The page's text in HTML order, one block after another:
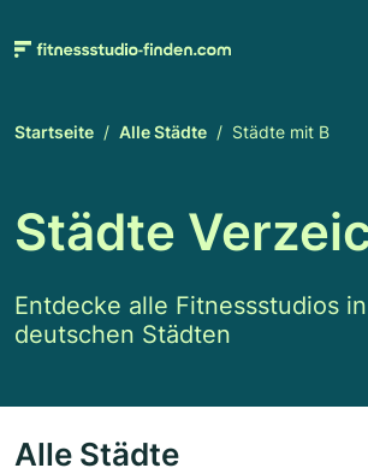
Startseite Alle Städte Städte mit B
Städte
Entdecke alle Fitnessstudios
deutschen Städten
Alle Städte